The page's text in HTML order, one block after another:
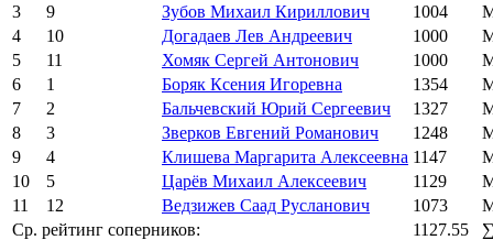
3
9 Зубов Михаил Кириллович 1004
4
10 Догадаев Лев Андреевич 1000
5
11 Хомяк Сергей Антонович 1000
6
1 Боряк Ксения Игоревна 1354
7
2 Бальчевский Юрий Сергеевич 1327
8
3 Зверков Евгений Романович 1248
9
4 Клишева Маргарита Алексеевна 1147
10
5 Царёв Михаил Алексеевич 1129
11
12 Ведзижев Саад Русланович 1073
Ср. рейтинг соперников:
1127.55 ∑